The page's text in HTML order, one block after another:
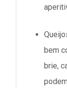
bem
brie,